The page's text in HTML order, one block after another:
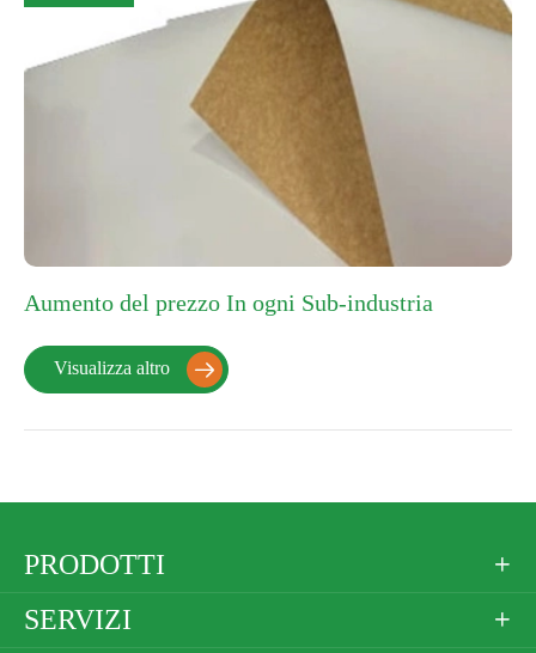
Aumento del prezzo In ogni Sub-industria
Visualizza altro 
PRODOTTI 
SERVIZI 